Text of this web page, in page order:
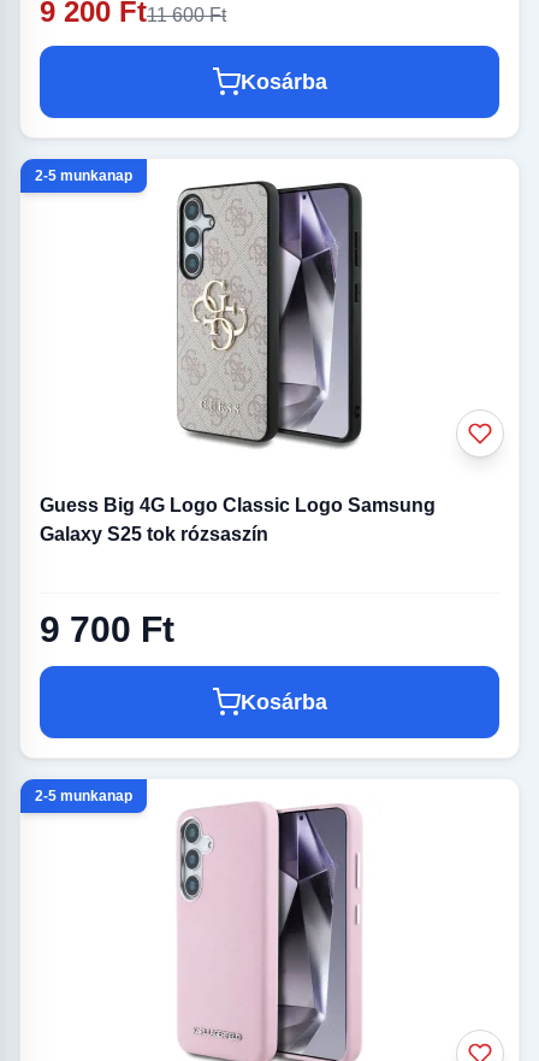
9 200 Ft11 600 Ft
Kosárba
2-5 munkanap
Guess Big 4G Logo Classic Logo Samsung
Galaxy S25 tok rózsaszín
9 700 Ft
Kosárba
2-5 munkanap